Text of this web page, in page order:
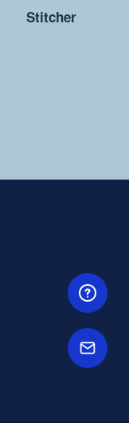
Stitcher